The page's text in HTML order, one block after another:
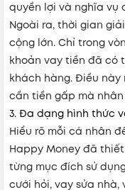
quyền lợi và nghĩa vụ
Ngoài ra, thời gian
cộng lớn. Chỉ trong
khoản vay tiền đã có
khách hàng. Điều này
cần tiền gấp mà
3. Đa dạng hình thức
Hiểu rõ mỗi cá nhân
Happy Money đã
từng mục đích sử
cưới hỏi, vay sửa nhà,